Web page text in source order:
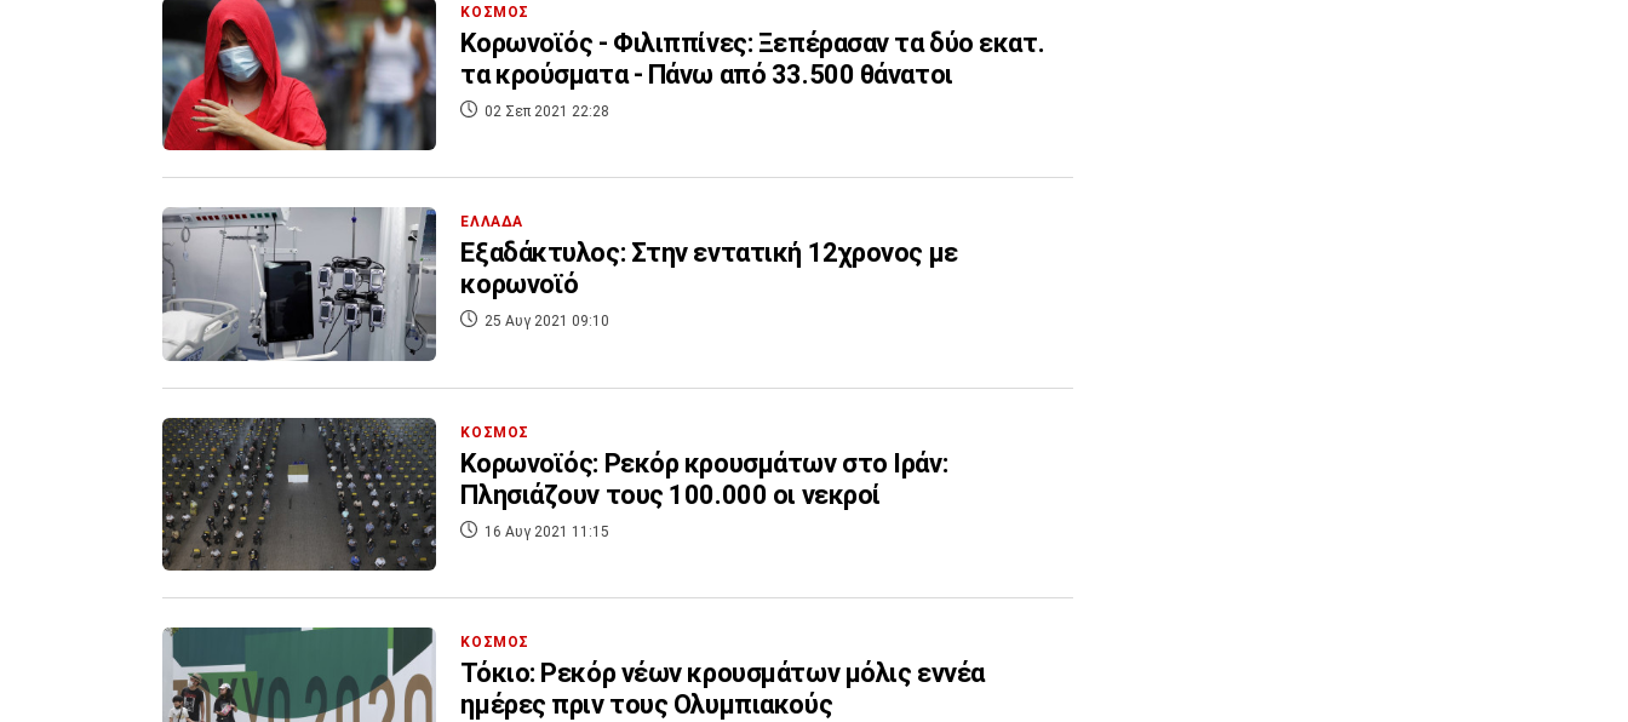
ΚΟΣΜΟΣ
Κορωνοϊός - Φιλιππίνες: Ξεπέρασαν τα δύο εκατ.
τα κρούσματα - Πάνω από 33.500 θάνατοι
02 Σεπ 2021 22:28
ΕΛΛΑΔΑ
Εξαδάκτυλος: Στην εντατική 12χρονος με
κορωνοϊό
25 Αυγ 2021 09:10
ΚΟΣΜΟΣ
Κορωνοϊός: Ρεκόρ κρουσμάτων στο Ιράν:
Πλησιάζουν τους 100.000 οι νεκροί
16 Αυγ 2021 11:15
ΚΟΣΜΟΣ
Τόκιο: Ρεκόρ νέων κρουσμάτων μόλις εννέα
ημέρες πριν τους Ολυμπιακούς